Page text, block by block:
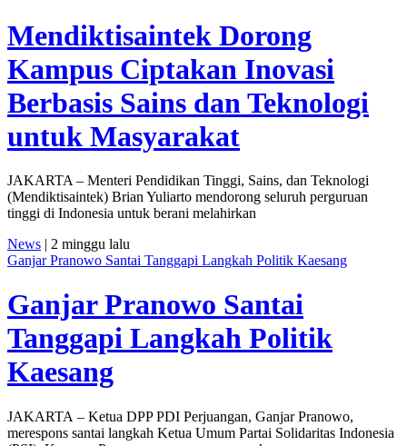
Mendiktisaintek Dorong
Kampus Ciptakan Inovasi
Berbasis Sains dan Teknologi
untuk Masyarakat
JAKARTA – Menteri Pendidikan Tinggi, Sains, dan Teknologi
(Mendiktisaintek) Brian Yuliarto mendorong seluruh perguruan
tinggi di Indonesia untuk berani melahirkan
News | 2 minggu lalu
Ganjar Pranowo Santai Tanggapi Langkah Politik Kaesang
Ganjar Pranowo Santai
Tanggapi Langkah Politik
Kaesang
JAKARTA – Ketua DPP PDI Perjuangan, Ganjar Pranowo,
merespons santai langkah Ketua Umum Partai Solidaritas Indonesia